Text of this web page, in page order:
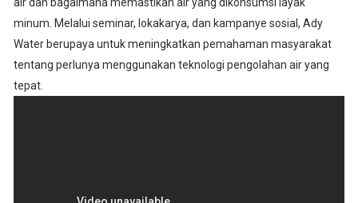
minum. Melalui seminar, lokakarya, dan kampanye sosial, Ady
Water berupaya untuk meningkatkan pemahaman masyarakat
tentang perlunya menggunakan teknologi pengolahan air yang
tepat.